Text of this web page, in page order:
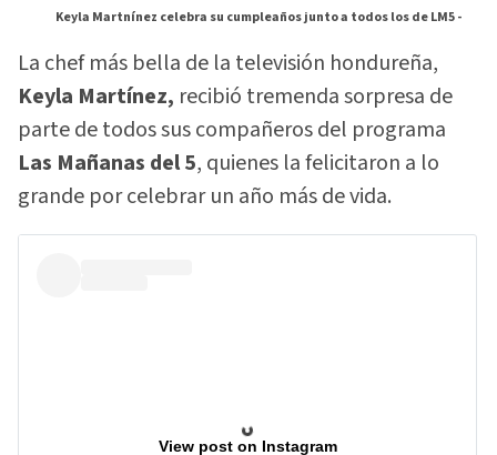
Keyla Martnínez celebra su cumpleaños junto a todos los de LM5 -
La chef más bella de la televisión hondureña,
Keyla Martínez, recibió tremenda sorpresa de
parte de todos sus compañeros del programa
Las Mañanas del 5, quienes la felicitaron a lo
grande por celebrar un año más de vida.
View post on Instagram